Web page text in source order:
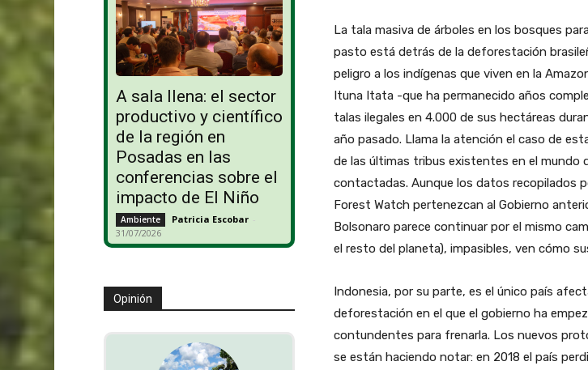
A sala llena: el sector
productivo y científico
de la región en
Posadas en las
conferencias sobre el
impacto de El Niño
Ambiente Patricia Escobar -
31/07/2026
Opinión
La tala masiva de árboles en los bosques
pasto está detrás de la deforestación
peligro a los indígenas que viven en la
Ituna Itata -que ha permanecido años
talas ilegales en 4.000 de sus hectáreas
año pasado. Llama la atención el caso de
de las últimas tribus existentes en el mundo
contactadas. Aunque los datos recopilados
Forest Watch pertenezcan al Gobierno
Bolsonaro parece continuar por el mismo
el resto del planeta), impasibles, ven cómo
Indonesia, por su parte, es el único país
deforestación en el que el gobierno ha
contundentes para frenarla. Los nuevos
se están haciendo notar: en 2018 el país